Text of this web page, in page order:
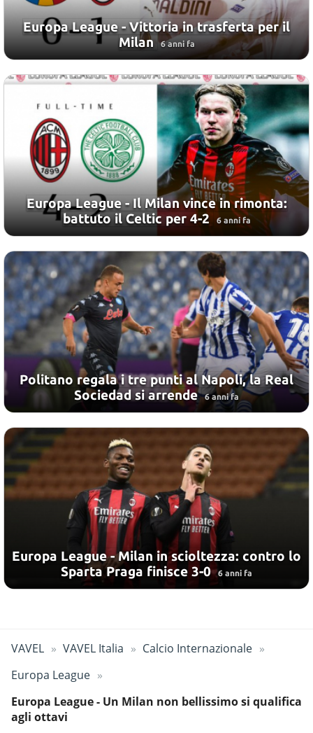
Europa League - Vittoria in trasferta per il
Milan 6 anni fa
Europa League - Il Milan vince in rimonta:
battuto il Celtic per 4-2 6 anni fa
Politano regala i tre punti al Napoli, la Real
Sociedad si arrende 6 anni fa
Europa League - Milan in scioltezza: contro lo
Sparta Praga finisce 3-0 6 anni fa
VAVEL VAVEL Italia
Calcio Internazionale
Europa League
Europa League - Un Milan non bellissimo si qualifica
agli ottavi